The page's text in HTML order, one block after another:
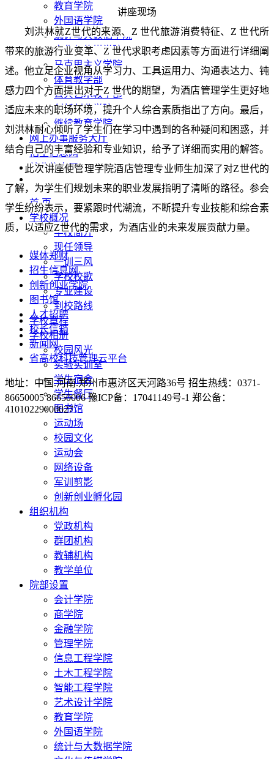
教育学院
外国语学院
统计与大数据学院
文化与传媒学院
马克思主义学院
体育教学部
公共艺术教学部
创新创业学院
继续教育学院
网上办事服务大厅
招生信息网
就业信息网
首 页
学校概况
学校简介
现任领导
一训三风
学校校歌
专业建设
到校路线
学校章程
学校相册
校园风光
实验实训室
学生宿舍
学生餐厅
图书馆
运动场
校园文化
运动会
网络设备
军训剪影
创新创业孵化园
组织机构
党政机构
群团机构
教辅机构
教学单位
院部设置
会计学院
商学院
金融学院
管理学院
信息工程学院
土木工程学院
智能工程学院
艺术设计学院
教育学院
外国语学院
统计与大数据学院
讲座现场
刘洪林就Z世代的来源、 Z 世代旅游消费特征、Z 世代所
带来的旅游行业变革、Z 世代求职考虑因素等方面进行详细阐
述。他立足企业视角从学习力、工具运用力、沟通表达力、钝
感力四个方面提出对于Z 世代的期望，为酒店管理学生更好地
适应未来的职场环境，提升个人综合素质指出了方向。最后，
刘洪林耐心倾听了学生们在学习中遇到的各种疑问和困惑， 并
结合自己的丰富经验和专业知识，给予了详细而实用的解答。
此次讲座使管理学院酒店管理专业师生加深了对Z世代的
了解，为学生们规划未来的职业发展指明了清晰的路径。参会
学生纷纷表示，要紧跟时代潮流，不断提升专业技能和综合素
质，以适应Z世代的需求，为酒店业的未来发展贡献力量。
媒体郑财
招生信息网
创新创业学院
图书馆
人才招聘
校长信箱
新闻网
省高校科技管理云平台
地址：中国.河南.郑州市惠济区天河路36号 招生热线：0371-
86650005 86650006 豫ICP备：17041149号-1 郑公备：
41010229000027